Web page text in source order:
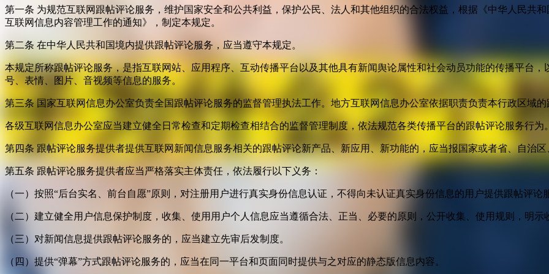
第一条 为规范互联网跟帖评论服务，维护国家安全和公共利益，保护公民、法人和其他组织的合法权益，根据《中华人民共
互联网信息内容管理工作的通知》，制定本规定。
第二条 在中华人民共和国境内提供跟帖评论服务，应当遵守本规定。
本规定所称跟帖评论服务，是指互联网站、应用程序、互动传播平台以及其他具有新闻舆论属性和社会动员功能的传播平台
号、表情、图片、音视频等信息的服务。
第三条 国家互联网信息办公室负责全国跟帖评论服务的监督管理执法工作。地方互联网信息办公室依据职责负责本行政区域
各级互联网信息办公室应当建立健全日常检查和定期检查相结合的监督管理制度，依法规范各类传播平台的跟帖评论服务行为
第四条 跟帖评论服务提供者提供互联网新闻信息服务相关的跟帖评论新产品、新应用、新功能的，应当报国家或者省、自治
第五条 跟帖评论服务提供者应当严格落实主体责任，依法履行以下义务：
（一）按照“后台实名、前台自愿”原则，对注册用户进行真实身份信息认证，不得向未认证真实身份信息的用户提供跟帖评论
（二）建立健全用户信息保护制度，收集、使用用户个人信息应当遵循合法、正当、必要的原则，公开收集、使用规则，明
（三）对新闻信息提供跟帖评论服务的，应当建立先审后发制度。
（四）提供“弹幕”方式跟帖评论服务的，应当在同一平台和页面同时提供与之对应的静态版信息内容。